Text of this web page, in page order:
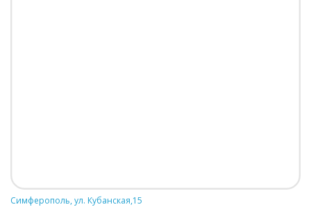
Симферополь, ул. Кубанская,15